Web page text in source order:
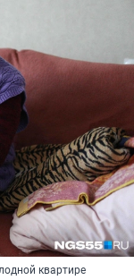
квартире